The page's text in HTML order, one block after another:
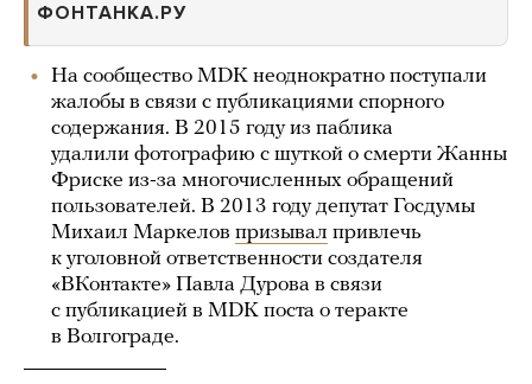
ФОНТАНКА.РУ
На сообщество MDK неоднократно поступали
жалобы в связи с публикациями спорного
содержания. В 2015 году из паблика
удалили фотографию с шуткой о смерти Жанны
Фриске из-за многочисленных обращений
пользователей. В 2013 году депутат Госдумы
Михаил Маркелов призывал привлечь
к уголовной ответственности создателя
«ВКонтакте» Павла Дурова в связи
с публикацией в MDK поста о теракте
в Волгограде.